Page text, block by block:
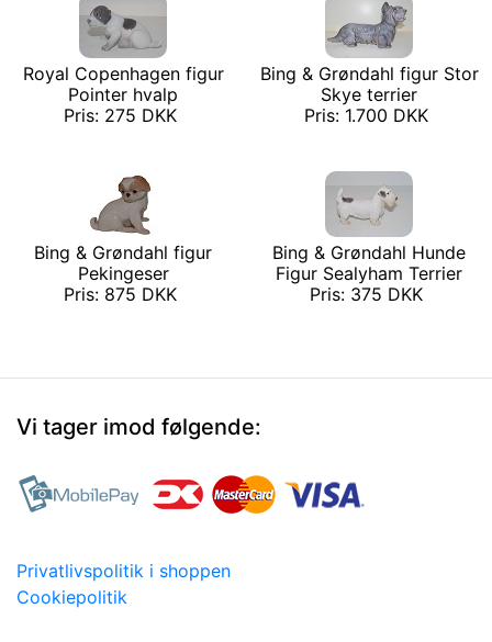
Royal Copenhagen figur
Pointer hvalp
Pris: 275 DKK
Bing & Grøndahl figur Stor
Skye terrier
Pris: 1.700 DKK
Bing & Grøndahl figur
Pekingeser
Pris: 875 DKK
Bing & Grøndahl Hunde
Figur Sealyham Terrier
Pris: 375 DKK
Vi tager imod følgende:
Privatlivspolitik i shoppen
Cookiepolitik